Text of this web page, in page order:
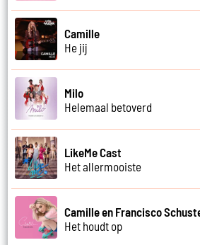
Camille
He jij
Milo
Helemaal betoverd
LikeMe Cast
Het allermooiste
Camille en Francisco
Het houdt op